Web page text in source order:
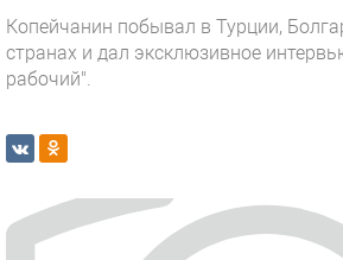
Копейчанин побывал в Турции,
странах и дал эксклюзивное
рабочий".